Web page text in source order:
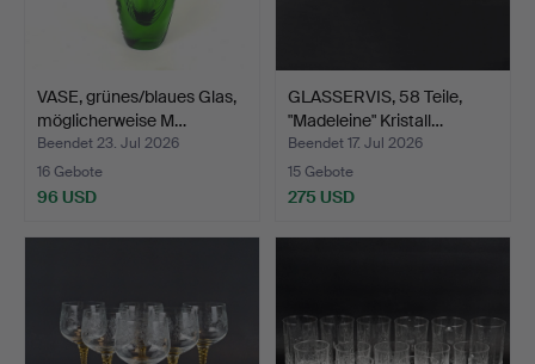
VASE, grünes/blaues Glas,
möglicherweise M…
Beendet 23. Jul 2026
16 Gebote
96 USD
GLASSERVIS, 58 Teile,
"Madeleine" Kristall…
Beendet 17. Jul 2026
15 Gebote
275 USD